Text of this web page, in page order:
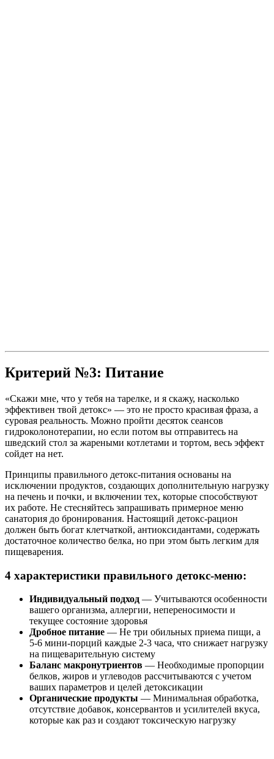
Критерий №3: Питание
«Скажи мне, что у тебя на тарелке, и я скажу, насколько
эффективен твой детокс» — это не просто красивая фраза, а
суровая реальность. Можно пройти десяток сеансов
гидроколонотерапии, но если потом вы отправитесь на
шведский стол за жареными котлетами и тортом, весь эффект
сойдет на нет.
Принципы правильного детокс-питания основаны на
исключении продуктов, создающих дополнительную нагрузку
на печень и почки, и включении тех, которые способствуют
их работе. Не стесняйтесь запрашивать примерное меню
санатория до бронирования. Настоящий детокс-рацион
должен быть богат клетчаткой, антиоксидантами, содержать
достаточное количество белка, но при этом быть легким для
пищеварения.
4 характеристики правильного детокс-меню:
Индивидуальный подход — Учитываются особенности
вашего организма, аллергии, непереносимости и
текущее состояние здоровья
Дробное питание — Не три обильных приема пищи, а
5-6 мини-порций каждые 2-3 часа, что снижает нагрузку
на пищеварительную систему
Баланс макронутриентов — Необходимые пропорции
белков, жиров и углеводов рассчитываются с учетом
ваших параметров и целей детоксикации
Органические продукты — Минимальная обработка,
отсутствие добавок, консервантов и усилителей вкуса,
которые как раз и создают токсическую нагрузку